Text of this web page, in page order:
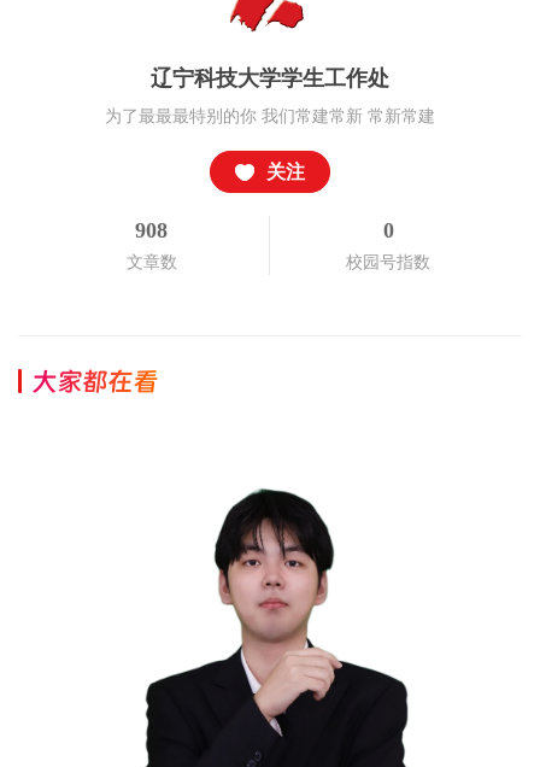
辽宁科技大学学生工作处
为了最最最特别的你 我们常建常新 常新常建
关注
908
文章数
0
校园号指数
大家都在看